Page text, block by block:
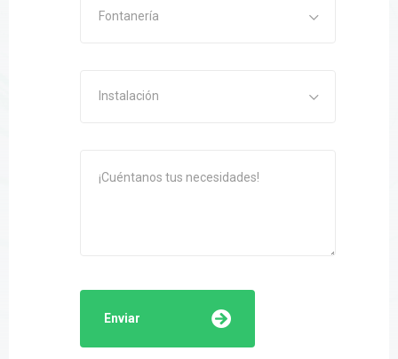
Fontanería
Instalación
Enviar